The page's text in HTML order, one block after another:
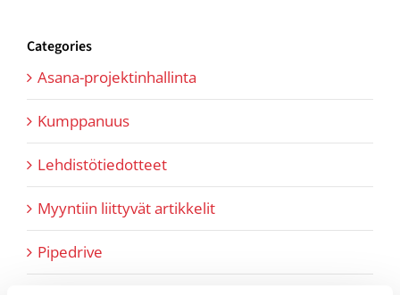
Categories
Asana-projektinhallinta
Kumppanuus
Lehdistötiedotteet
Myyntiin liittyvät artikkelit
Pipedrive